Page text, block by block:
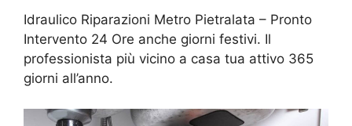
Idraulico Riparazioni Metro Pietralata – Pronto
Intervento 24 Ore anche giorni festivi. Il
professionista più vicino a casa tua attivo 365
giorni all’anno.